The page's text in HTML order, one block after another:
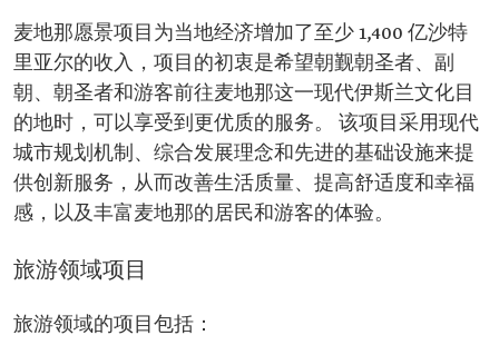
麦地那愿景项目为当地经济增加了至少 1,400 亿沙特
里亚尔的收入，项目的初衷是希望朝觐朝圣者、副
朝、朝圣者和游客前往麦地那这一现代伊斯兰文化目
的地时，可以享受到更优质的服务。 该项目采用现代
城市规划机制、综合发展理念和先进的基础设施来提
供创新服务，从而改善生活质量、提高舒适度和幸福
感，以及丰富麦地那的居民和游客的体验。
旅游领域项目
旅游领域的项目包括：